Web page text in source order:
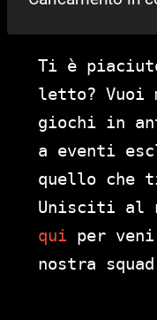
Ti è
letto? Vuoi
giochi in
a eventi
quello che
Unisciti al
qui per
nostra